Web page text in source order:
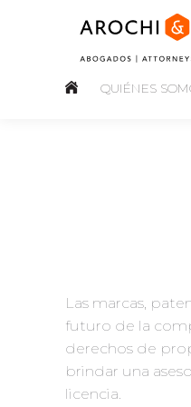
QUIÉNES
Las marcas,
futuro de la
derechos de
brindar una
licencia.